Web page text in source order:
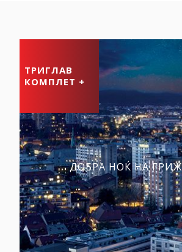
ТРИГЛАВ
КОМПЛЕТ +
ДОБРА НОЌ НА